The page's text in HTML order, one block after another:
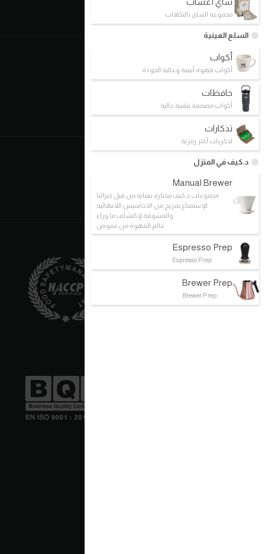
مجموعة الشاي بالنكهات
السلع العينية
أكواب
أكواب قهوة أنيقة وعالية الجودة
حافظات
أكواب مصممة بتقنية عالية
تذكارات
لذكريات أكثر رمزية
د.كيف في المنزل
Manual Brewer
مجموعات د.كيف مختارة بعناية من قبل خبرائنا
للإستمتاع بمزيج من الاحاسيس اللانهائية
والمشوقة لإكتشاف ما وراء
عالم القهوة من غموض
Espresso Prep
Espresso Prep
Brewer Prep
Brewer Prep
معرض الوسائط
الوظائف
طلب التوظيف
المسار الوظيفي
الفرص الوظيفية
إمتلك فرعك الخاص
حقوق الامتياز التجاري
طلب حق الامتياز التجاري